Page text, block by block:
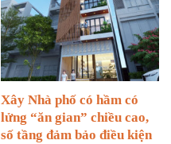
Xây Nhà phố có hầm có
lửng “ăn gian” chiều cao,
số tầng đảm bảo điều kiện